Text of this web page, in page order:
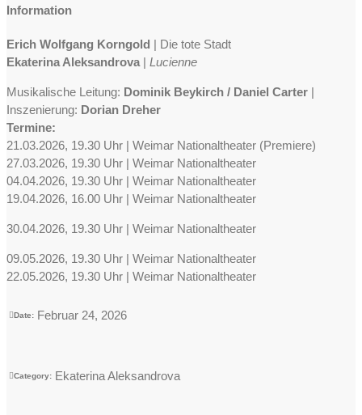
Information
Erich Wolfgang Korngold | Die tote Stadt
Ekaterina Aleksandrova | Lucienne
Musikalische Leitung: Dominik Beykirch / Daniel Carter |
Inszenierung: Dorian Dreher
Termine:
21.03.2026, 19.30 Uhr | Weimar Nationaltheater (Premiere)
27.03.2026, 19.30 Uhr | Weimar Nationaltheater
04.04.2026, 19.30 Uhr | Weimar Nationaltheater
19.04.2026, 16.00 Uhr | Weimar Nationaltheater
30.04.2026, 19.30 Uhr | Weimar Nationaltheater
09.05.2026, 19.30 Uhr | Weimar Nationaltheater
22.05.2026, 19.30 Uhr | Weimar Nationaltheater
Date: Februar 24, 2026
Category: Ekaterina Aleksandrova